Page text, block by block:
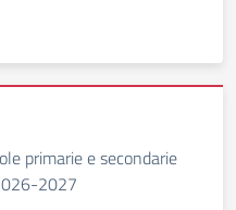
primarie e secondarie
2027